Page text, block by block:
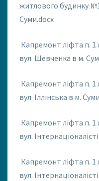
житлового будинку
Суми.docx
Капремонт ліфта п.
вул. Шевченка в м.
Капремонт ліфта п.
вул. Іллінська в м.
Капремонт ліфта п.
вул.
Капремонт ліфта п.
вул.